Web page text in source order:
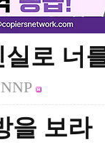
실로 너
을 보라